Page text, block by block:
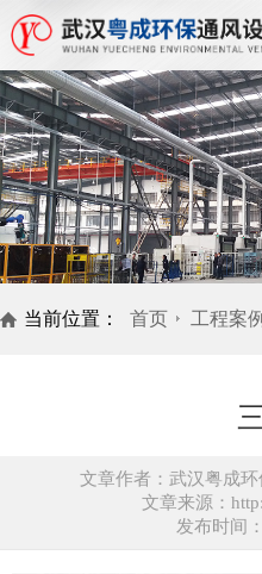
当前位置： 首页 工程案例
文章作者：武汉粤成
文章来源：
发布时间